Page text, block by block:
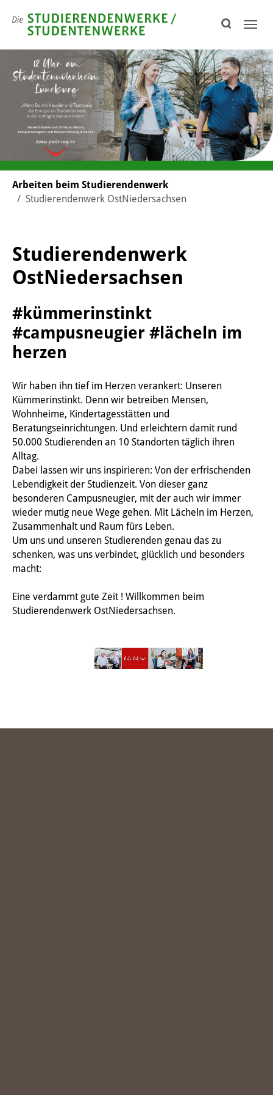
Arbeiten beim Studierendenwerk
Studierendenwerk OstNiedersachsen
Studierendenwerk
OstNiedersachsen
#kümmerinstinkt
#campusneugier #lächeln im
herzen
Wir haben ihn tief im Herzen verankert: Unseren
Kümmerinstinkt. Denn wir betreiben Mensen,
Wohnheime, Kindertagesstätten und
Beratungseinrichtungen. Und erleichtern damit rund
50.000 Studierenden an 10 Standorten täglich ihren
Alltag.
Dabei lassen wir uns inspirieren: Von der erfrischenden
Lebendigkeit der Studienzeit. Von dieser ganz
besonderen Campusneugier, mit der auch wir immer
wieder mutig neue Wege gehen. Mit Lächeln im Herzen,
Zusammenhalt und Raum fürs Leben.
Um uns und unseren Studierenden genau das zu
schenken, was uns verbindet, glücklich und besonders
macht:
Eine verdammt gute Zeit ! Willkommen beim
Studierendenwerk OstNiedersachsen.